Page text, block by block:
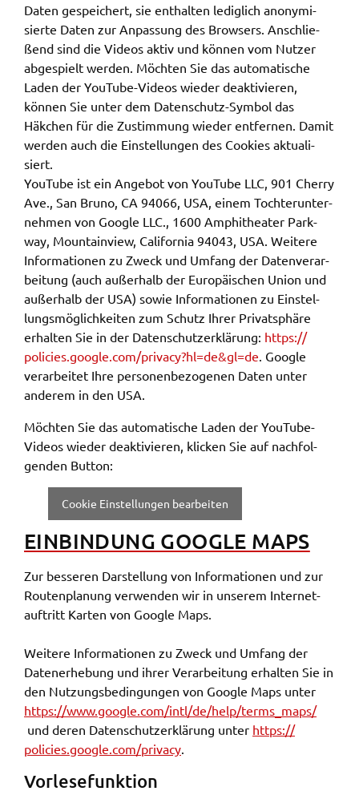
Daten gespei­chert, sie enthal­ten ledig­lich anony­mi­
sier­te Daten zur Anpas­sung des Brow­sers. Anschlie­
ßend sind die Vide­os aktiv und können vom Nutzer
abge­spielt werden. Möch­ten Sie das auto­ma­ti­sche
Laden der YouTube-Vide­os wieder deak­ti­vie­ren,
können Sie unter dem Daten­schutz-Symbol das
Häkchen für die Zustim­mung wieder entfer­nen. Damit
werden auch die Einstel­lun­gen des Cookies aktua­li­
siert.
YouTube ist ein Ange­bot von YouTube LLC, 901 Cher­ry
Ave., San Bruno, CA 94066, USA, einem Toch­ter­un­ter­
neh­men von Goog­le LLC., 1600 Amphi­thea­ter Park­
way, Moun­tain­view, Cali­for­nia 94043, USA. Weite­re
Infor­ma­tio­nen zu Zweck und Umfang der Daten­ver­ar­
bei­tung (auch außer­halb der Euro­päi­schen Union und
außer­halb der USA) sowie Infor­ma­tio­nen zu Einstel­
lungs­mög­lich­kei­ten zum Schutz Ihrer Privat­sphä­re
erhal­ten Sie in der Daten­schut­z­er­klä­rung: https://​
policies.​google.​com/​privacy?​hl=de&​gl=de . Goog­le
verar­bei­tet Ihre perso­nen­be­zo­ge­nen Daten unter
ande­rem in den USA.
Möch­ten Sie das auto­ma­ti­sche Laden der YouTube-
Vide­os wieder deak­ti­vie­ren, klicken Sie auf nach­fol­
gen­den Button:
Cookie Einstellungen bearbeiten
EINBIN­DUNG GOOG­LE MAPS
Zur besse­ren Darstel­lung von Infor­ma­tio­nen und zur
Routen­pla­nung verwen­den wir in unse­rem Inter­net­
auf­tritt Karten von Goog­le Maps.
Weite­re Infor­ma­tio­nen zu Zweck und Umfang der
Daten­er­he­bung und ihrer Verar­bei­tung erhal­ten Sie in
den Nutzungs­be­din­gun­gen von Goog­le Maps unter
https://​www.​google.​com/​intl/​de/​help/​terms_​maps/
und deren Daten­schut­z­er­klä­rung unter https://​
policies.​google.​com/​privacy
Vorle­se­funk­ti­on